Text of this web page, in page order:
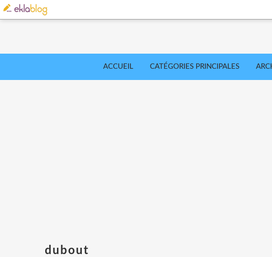
ACCUEIL CATÉGORIES PRINCIPALES
dubout